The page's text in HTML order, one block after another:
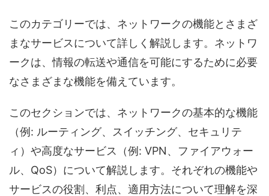
このカテゴリーでは、ネットワークの機能とさまざ
まなサービスについて詳しく解説します。ネットワ
ークは、情報の転送や通信を可能にするために必要
なさまざまな機能を備えています。
このセクションでは、ネットワークの基本的な機能
（例: ルーティング、スイッチング、セキュリテ
ィ）や高度なサービス（例: VPN、ファイアウォー
ル、QoS）について解説します。それぞれの機能や
サービスの役割、利点、適用方法について理解を深